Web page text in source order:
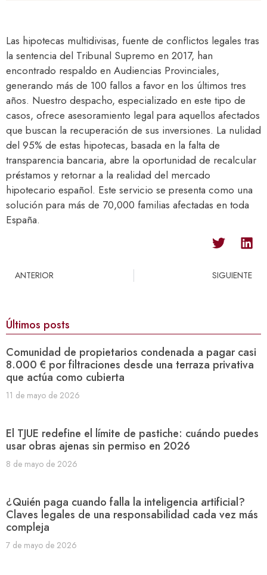
Las hipotecas multidivisas, fuente de conflictos legales tras
la sentencia del Tribunal Supremo en 2017, han
encontrado respaldo en Audiencias Provinciales,
generando más de 100 fallos a favor en los últimos tres
años. Nuestro despacho, especializado en este tipo de
casos, ofrece asesoramiento legal para aquellos afectados
que buscan la recuperación de sus inversiones. La nulidad
del 95% de estas hipotecas, basada en la falta de
transparencia bancaria, abre la oportunidad de recalcular
préstamos y retornar a la realidad del mercado
hipotecario español. Este servicio se presenta como una
solución para más de 70,000 familias afectadas en toda
España.
ANTERIOR SIGUIENTE
Últimos posts
Comunidad de propietarios condenada a pagar casi
8.000 € por filtraciones desde una terraza privativa
que actúa como cubierta
11 de mayo de 2026
El TJUE redefine el límite de pastiche: cuándo puedes
usar obras ajenas sin permiso en 2026
8 de mayo de 2026
¿Quién paga cuando falla la inteligencia artificial?
Claves legales de una responsabilidad cada vez más
compleja
7 de mayo de 2026